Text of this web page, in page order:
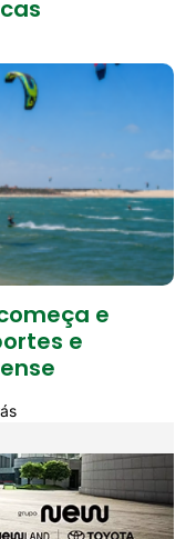
e
e